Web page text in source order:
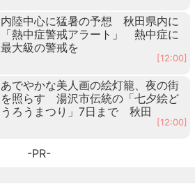
内陸中心に猛暑の予想 秋田県内に
「熱中症警戒アラート」 熱中症に
最大級の警戒を
[12:00]
あでやかな美人画の絵灯籠、夜の街
を照らす 湯沢市伝統の「七夕絵ど
うろうまつり」7日まで 秋田
[12:00]
-PR-